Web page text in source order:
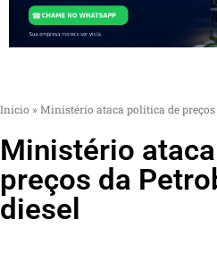
Início » Ministério ataca política de preços
Ministério
preços da
diesel